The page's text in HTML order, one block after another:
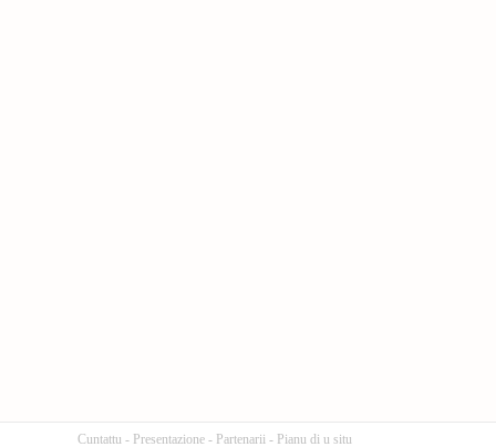
Cuntattu - Presentazione - Partenarii - Pianu di u situ